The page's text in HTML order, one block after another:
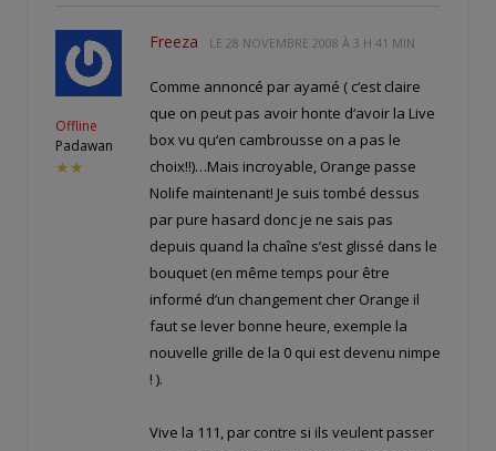
Offline
Padawan
★★
Freeza LE 28 NOVEMBRE 2008 À 3 H 41 MIN
Comme annoncé par ayamé ( c‘est claire
que on peut pas avoir honte d‘avoir la Live
box vu qu‘en cambrousse on a pas le
choix!!)…Mais incroyable, Orange passe
Nolife maintenant! Je suis tombé dessus
par pure hasard donc je ne sais pas
depuis quand la chaîne s’est glissé dans le
bouquet (en même temps pour être
informé d’un changement cher Orange il
faut se lever bonne heure, exemple la
nouvelle grille de la 0 qui est devenu nimpe
! ).
Vive la 111, par contre si ils veulent passer